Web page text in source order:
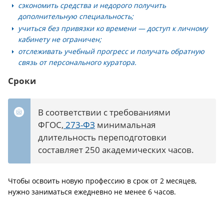
сэкономить средства и недорого получить
дополнительную специальность;
учиться без привязки ко времени — доступ к личному
кабинету не ограничен;
отслеживать учебный прогресс и получать обратную
связь от персонального куратора.
Сроки
В соответствии с требованиями
ФГОС, 273-ФЗ минимальная
длительность переподготовки
составляет 250 академических часов.
Чтобы освоить новую профессию в срок от 2 месяцев,
нужно заниматься ежедневно не менее 6 часов.